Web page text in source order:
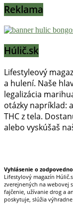
Reklama
Húlič.sk
Lifestyleový
a hulení. Naše
legalizácia
otázky napríklad:
THC z tela.
alebo vyskúšaš
Vyhlásenie o
Lifestylový magazín
zverejnených na webovej
fajčenie, užívanie drog a
poskytuje, slúžia